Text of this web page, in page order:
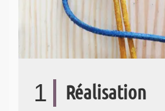
1 Réalisation